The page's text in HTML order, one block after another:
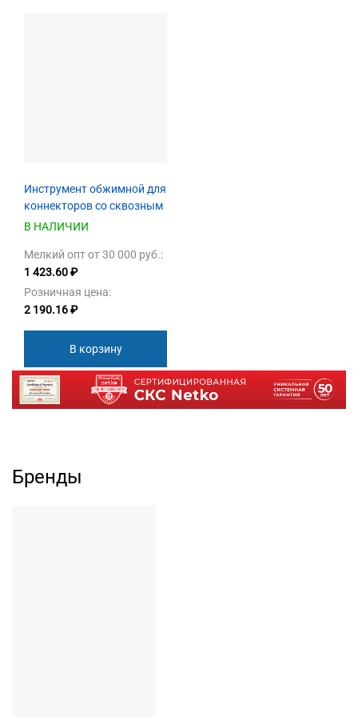
Инструмент обжимной для
коннекторов со сквозным
отверстием EZNetko plug
NETKO Optima
В НАЛИЧИИ
Мелкий опт от 30 000 руб.:
1 423.60 ₽
Розничная цена:
2 190.16 ₽
В корзину
Бренды